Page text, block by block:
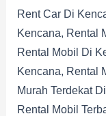
Rent Car Di
Kencana, Rental
Rental Mobil Di
Kencana, Rental
Murah Terdekat
Rental Mobil